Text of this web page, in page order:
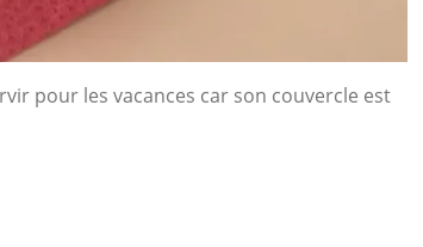
pour les vacances car son couvercle est